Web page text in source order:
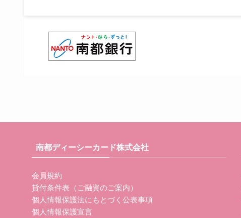
南都ディーシーカード株式会社
会員規約
貸付条件表（ご融資のご案内）
個人情報保護法にもとづく公表事項
個人情報保護宣言